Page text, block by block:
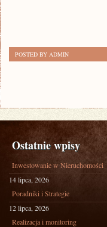
POSTED BY ADMIN
Ostatnie wpisy
Inwestowanie w Nieruchomości
14 lipca, 2026
Poradniki i Strategie
12 lipca, 2026
Realizacja i monitoring